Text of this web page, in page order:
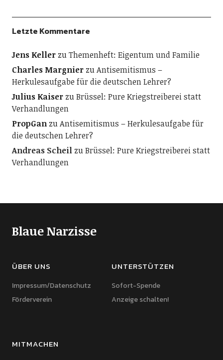
Letzte Kommentare
Jens KellerzuThemenheft: Eigentum und Familie
Charles MargnierzuAntisemitismus –
Herkulesaufgabe für die deutschen Lehrer?
Julius KaiserzuBrüssel: Pure Kriegstreiberei statt
Verhandlungen
PropGanzuAntisemitismus – Herkulesaufgabe für
die deutschen Lehrer?
Andreas ScheilzuBrüssel: Pure Kriegstreiberei statt
Verhandlungen
Blaue Narzisse
ÜBER UNS
Impressum/Datenschutz
Förderverein
UNTERSTÜTZEN
Sofort-Spende
Anzeige schalten!
MITMACHEN